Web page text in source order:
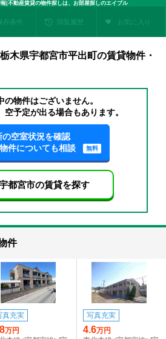
|不動産賃貸の物件探しは、お部屋探しのエイブル
存条件 閲覧履歴 お気に入り
木県宇都宮市平出町の賃貸物件・
の物件はございません。
空予定が出る場合もあります。
の空室状況を確認
件についても相談
無料
都宮市の賃貸を探す
件
真充実
万円
写真充実
4.6万円